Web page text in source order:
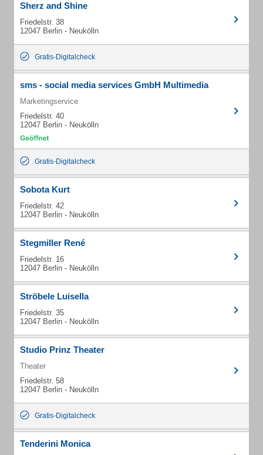
Sherz and Shine
Friedelstr. 38
12047 Berlin - Neukölln
Gratis-Digitalcheck
sms - social media services GmbH Multimedia
Marketingservice
Friedelstr. 40
12047 Berlin - Neukölln
Gratis-Digitalcheck
Sobota Kurt
Friedelstr. 42
12047 Berlin - Neukölln
Stegmiller René
Friedelstr. 16
12047 Berlin - Neukölln
Ströbele Luisella
Friedelstr. 35
12047 Berlin - Neukölln
Studio Prinz Theater
Theater
Friedelstr. 58
12047 Berlin - Neukölln
Gratis-Digitalcheck
Tenderini Monica